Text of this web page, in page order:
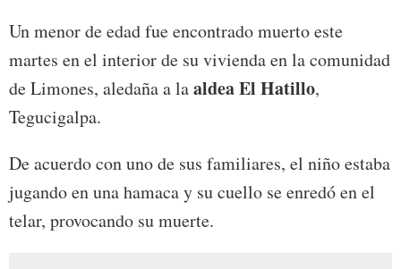
Un menor de edad fue encontrado muerto este
martes en el interior de su vivienda en la comunidad
de Limones, aledaña a laaldea El Hatillo,
Tegucigalpa.
De acuerdo con uno de sus familiares, el niño estaba
jugando en una hamaca y su cuello se enredó en el
telar, provocando su muerte.